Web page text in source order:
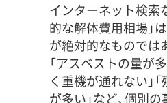
インターネット検索
的な解体費用相場」
が絶対的なものでは
「アスベストの量が
く重機が通れない」
が多い」など、個別